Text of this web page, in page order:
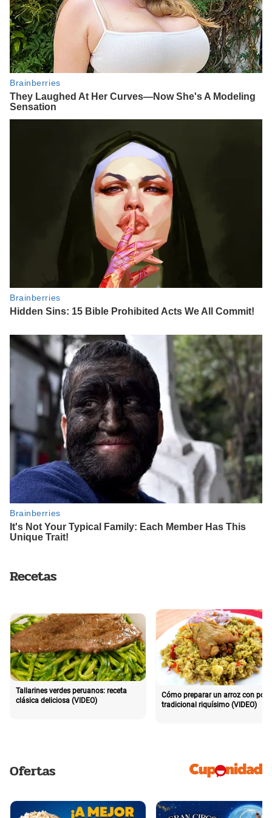
Recetas
Tallarines verdes peruanos: receta
clásica deliciosa (VIDEO)
Cómo preparar un arroz con pollo
tradicional riquísimo (VIDEO)
Ofertas